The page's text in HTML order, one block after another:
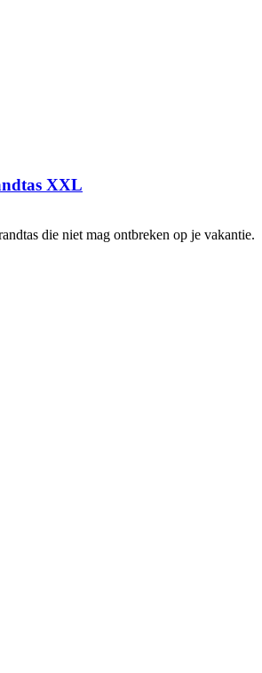
XXL
die niet mag ontbreken op je vakantie.